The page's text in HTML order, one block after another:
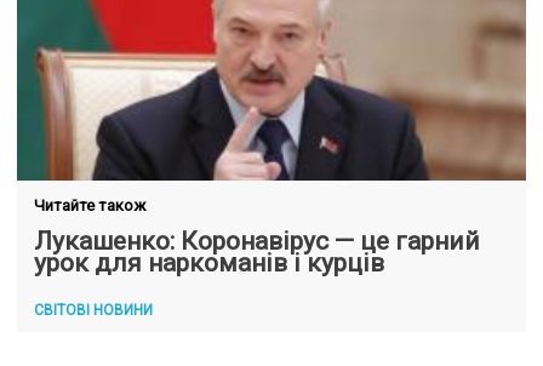
Читайте також
Лукашенко: Коронавірус — це гарний
урок для наркоманів і курців
СВІТОВІ НОВИНИ